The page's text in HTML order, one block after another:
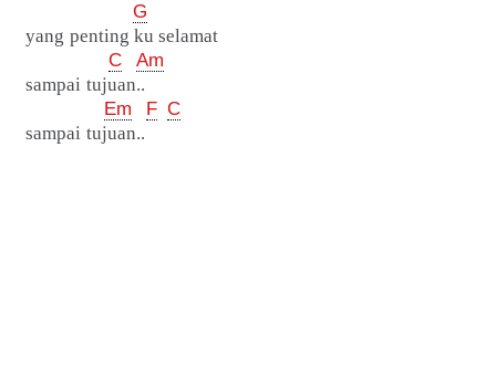
G
yang penting ku selamat
C
Am
sampai tujuan..
Em
F C
sampai tujuan..